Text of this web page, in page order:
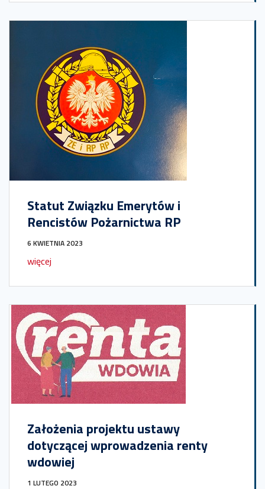
Statut Związku Emerytów i
Rencistów Pożarnictwa RP
6 KWIETNIA 2023
więcej
Założenia projektu ustawy
dotyczącej wprowadzenia renty
wdowiej
1 LUTEGO 2023